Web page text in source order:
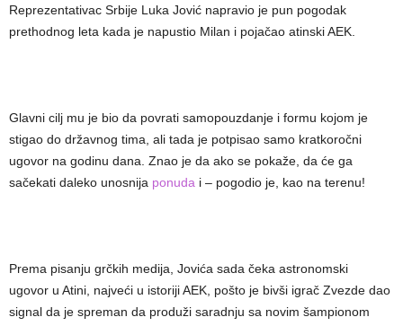
Reprezentativac Srbije Luka Jović napravio je pun pogodak
prethodnog leta kada je napustio Milan i pojačao atinski AEK.
Glavni cilj mu je bio da povrati samopouzdanje i formu kojom je
stigao do državnog tima, ali tada je potpisao samo kratkoročni
ugovor na godinu dana. Znao je da ako se pokaže, da će ga
sačekati daleko unosnija ponuda i – pogodio je, kao na terenu!
Prema pisanju grčkih medija, Jovića sada čeka astronomski
ugovor u Atini, najveći u istoriji AEK, pošto je bivši igrač Zvezde dao
signal da je spreman da produži saradnju sa novim šampionom